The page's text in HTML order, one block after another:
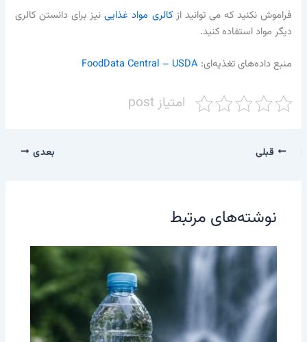
فراموش نکنید که می توانید ازکالری مواد غذایینیز برای دانستن کالری
دیگر مواد استفاده کنید.
منبع داده‌های تغذیه‌ای:FoodData Central – USDA
امتیاز post
قبلی بعدی
نوشته‌های مرتبط